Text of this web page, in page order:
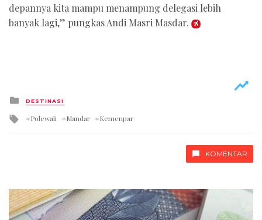
depannya kita mampu menampung delegasi lebih
banyak lagi,” pungkas Andi Masri Masdar.
Posted
in
DESTINASI
Tagged
Polewali Mandar Kemenpar
KOMENTAR